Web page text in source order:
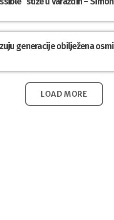
generacije obilježena
LOAD MORE